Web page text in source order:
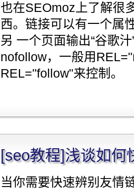
也在SEOmoz上了解很
西。链接可以有一个属
另 一个页面输出“谷歌
nofollow，一般用
REL="follow"来控制。
[seo教程]浅谈如何
当你需要快速辨别友情